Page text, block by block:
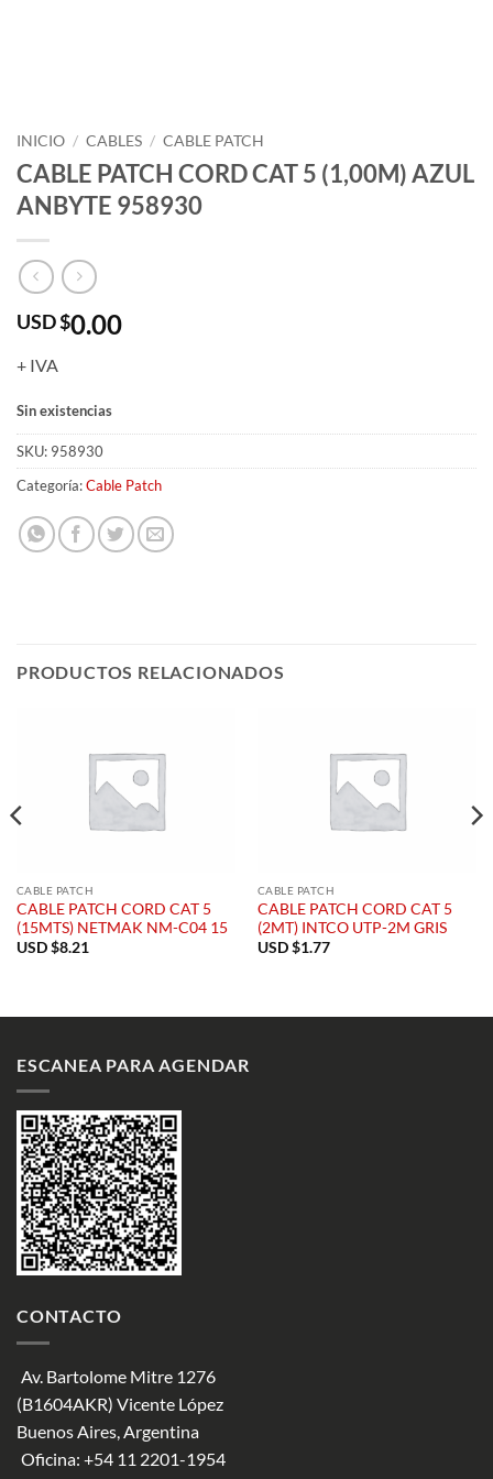
INICIO / CABLES / CABLE PATCH
CABLE PATCH CORD CAT 5 (1,00M) AZUL
ANBYTE 958930
USD $0.00
+ IVA
Sin existencias
SKU: 958930
Categoría:Cable Patch
PRODUCTOS RELACIONADOS
CABLE PATCH
CABLE PATCH CORD CAT 5
(15MTS) NETMAK NM-C04 15
USD $8.21
CABLE PATCH
CABLE PATCH CORD CAT 5
(2MT) INTCO UTP-2M GRIS
USD $1.77
ESCANEA PARA AGENDAR
CONTACTO
Av. Bartolome Mitre 1276
(B1604AKR) Vicente López
Buenos Aires, Argentina
Oficina: +54 11 2201-1954